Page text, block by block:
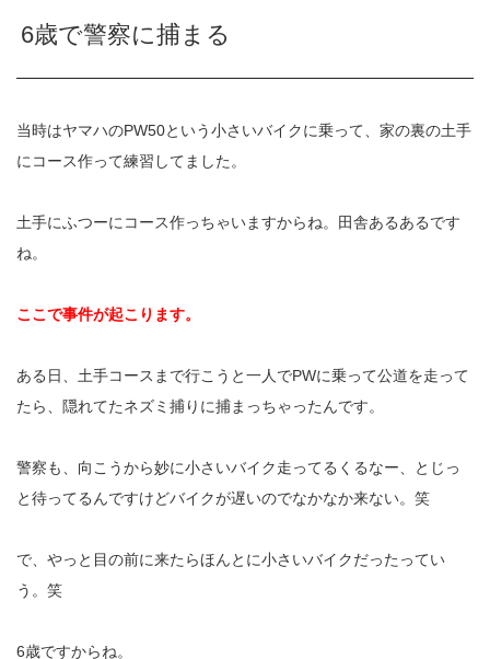
6歳で警察に捕まる
当時はヤマハのPW50という小さいバイクに乗って、家の裏の土手
にコース作って練習してました。
土手にふつーにコース作っちゃいますからね。田舎あるあるです
ね。
ここで事件が起こります。
ある日、土手コースまで行こうと一人でPWに乗って公道を走って
たら、隠れてたネズミ捕りに捕まっちゃったんです。
警察も、向こうから妙に小さいバイク走ってるくるなー、とじっ
と待ってるんですけどバイクが遅いのでなかなか来ない。笑
で、やっと目の前に来たらほんとに小さいバイクだったってい
う。笑
6歳ですからね。